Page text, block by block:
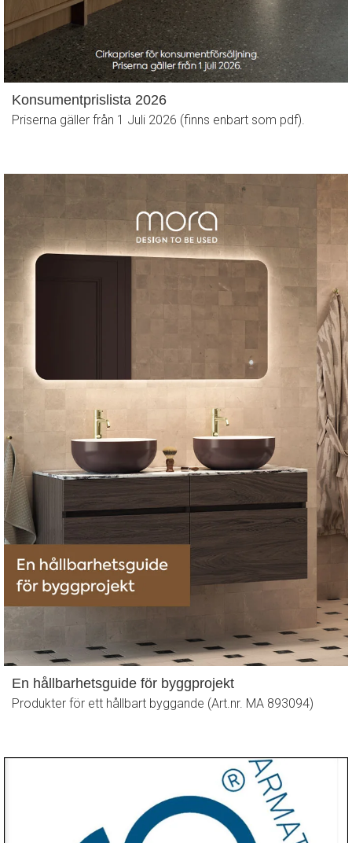
Konsumentprislista 2026
Priserna gäller från 1 Juli 2026 (finns enbart som pdf).
En hållbarhetsguide för byggprojekt
Produkter för ett hållbart byggande (Art.nr. MA 893094)